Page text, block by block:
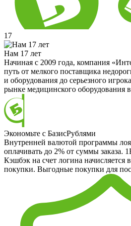
17
Нам 17 лет
Начиная с 2009 года, компания
путь от мелкого поставщика
и оборудования до серьезного
рынке медицинского оборудования
Экономьте с БазисРублями
Внутренней валютой программы
оплачивать до 2% от суммы заказа.
Кэшбэк на счет логина начисляется
покупки. Выгодные покупки для